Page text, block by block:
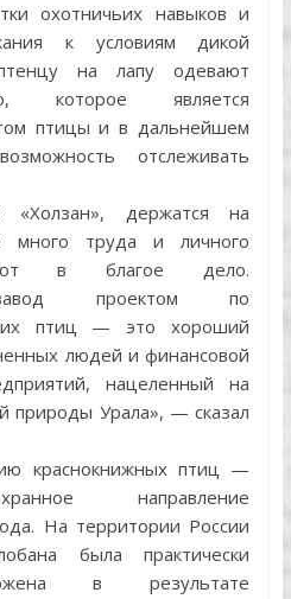
охотничьих навыков и
к условиям дикой
на лапу одевают
которое является
птицы и в дальнейшем
отслеживать
«Холзан», держатся на
много труда и личного
в благое дело.
завод проектом по
птиц — это хороший
людей и финансовой
нацеленный на
природы Урала», — сказал
краснокнижных птиц —
направление
На территории России
была практически
в результате